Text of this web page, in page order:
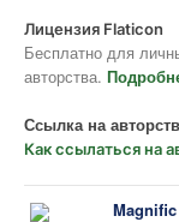
Лицензия Flaticon
Бесплатно для
авторства.
Ссылка на
Как ссылаться на
Magnific